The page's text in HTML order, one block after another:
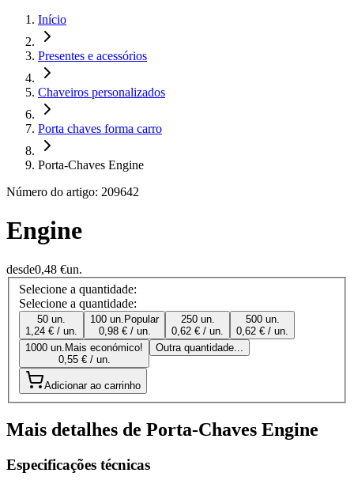
Início
Presentes e acessórios
Chaveiros personalizados
Porta chaves forma carro
Porta-Chaves Engine
Número do artigo: 209642
Engine
desde0,48 €un.
Selecione a quantidade:
Selecione a quantidade:
50 un.
1,24 € / un.
100 un. Popular
0,98 € / un.
250 un.
0,62 € / un.
500 un.
0,62 € / un.
1000 un. Mais económico!
0,55 € / un.
Outra quantidade...
Adicionar ao carrinho
Mais detalhes de Porta-Chaves Engine
Especificações técnicas